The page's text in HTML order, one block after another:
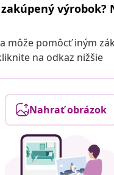
zakúpený
môže pomôcť iným
na odkaz nižšie
Nahrať obrázok